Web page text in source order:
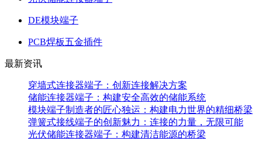
DE模块端子
PCB焊板五金插件
最新资讯
穿墙式连接器端子：创新连接解决方案
储能连接器端子：构建安全高效的储能系统
模块端子制造者的匠心独运：构建电力世界的精细桥梁
弹簧式接线端子的创新魅力：连接的力量，无限可能
光伏储能连接器端子：构建清洁能源的桥梁